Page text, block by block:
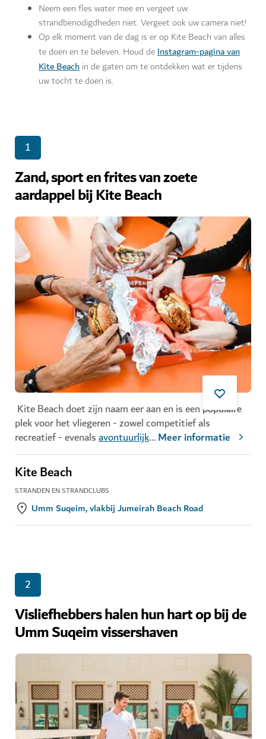
Neem een fles water mee en vergeet uw
strandbenodigdheden niet. Vergeet ook uw camera niet!
Op elk moment van de dag is er op Kite Beach van alles
te doen en te beleven. Houd deInstagram-pagina van
Kite Beach in de gaten om te ontdekken wat er tijdens
uw tocht te doen is.
1
Zand, sport en frites van zoete
aardappel bij Kite Beach
Kite Beach doet zijn naam eer aan en is een populaire
plek voor het vliegeren - zowel competitief als
recreatief - evenalsavontuurlijk...Meer informatie
Kite Beach
STRANDEN EN STRANDCLUBS
Umm Suqeim, vlakbij Jumeirah Beach Road
2
Visliefhebbers halen hun hart op bij de
Umm Suqeim vissershaven